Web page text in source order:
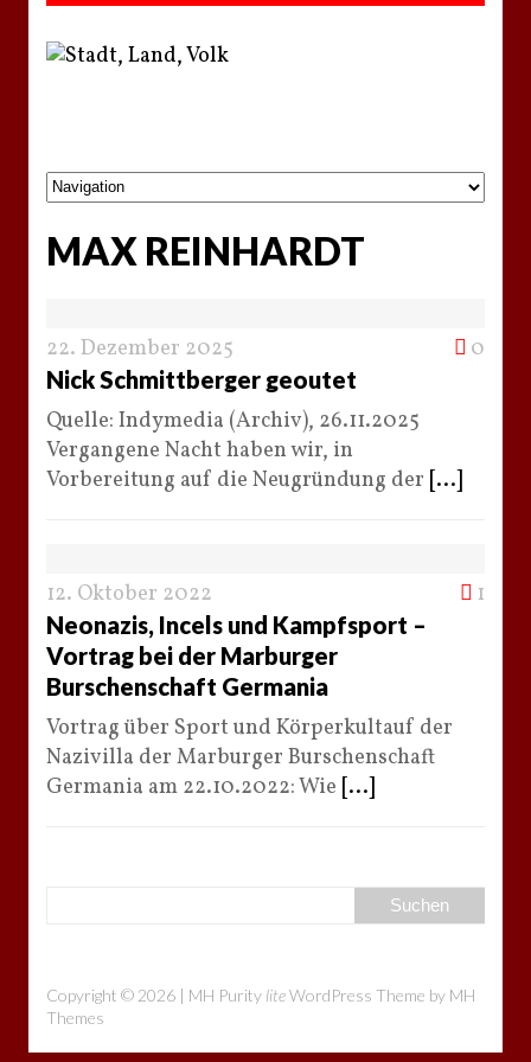
MAX REINHARDT
22. Dezember 2025 0
Nick Schmittberger geoutet
Quelle: Indymedia (Archiv), 26.11.2025
Vergangene Nacht haben wir, in
Vorbereitung auf die Neugründung der [...]
12. Oktober 2022 1
Neonazis, Incels und Kampfsport –
Vortrag bei der Marburger
Burschenschaft Germania
Vortrag über Sport und Körperkultauf der
Nazivilla der Marburger Burschenschaft
Germania am 22.10.2022: Wie [...]
Copyright © 2026 | MH Purity liteWordPress Theme by MH
Themes